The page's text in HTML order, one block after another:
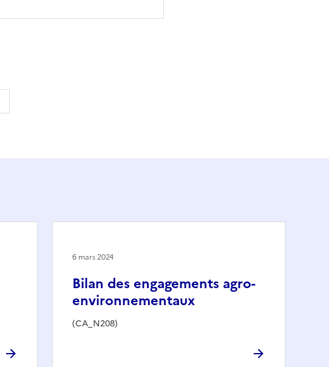
Bilan des engagements agro-
environnementaux
(CA_N208)
6 mars 2024